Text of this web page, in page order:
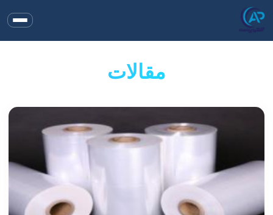
مقالات